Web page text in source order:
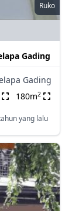
Ruko
Gading
Gading
180m2
yang lalu